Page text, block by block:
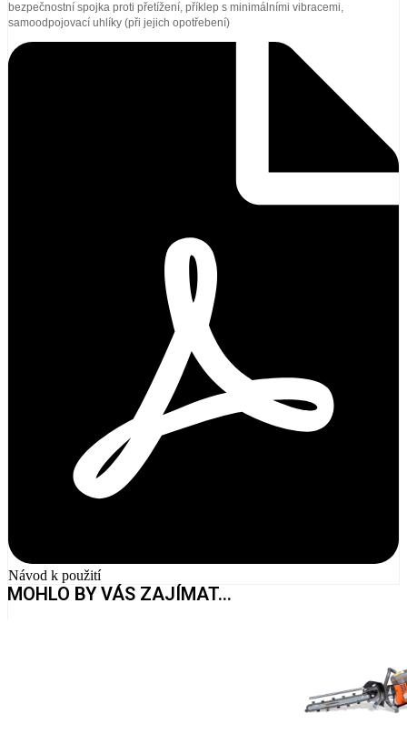
bezpečnostní spojka proti přetížení, příklep s minimálními vibracemi,
samoodpojovací uhlíky (při jejich opotřebení)
Návod k použití
MOHLO BY VÁS ZAJÍMAT...